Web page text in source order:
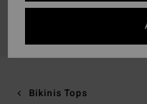
Bikinis Tops